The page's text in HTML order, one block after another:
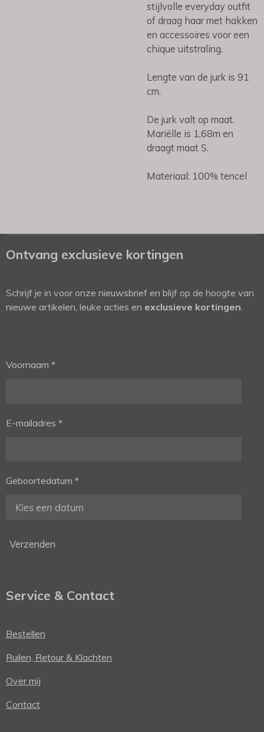
stijlvolle everyday outfit
of draag haar met hakken
en accessoires voor een
chique uitstraling.
Lengte van de jurk is 91
cm.
De jurk valt op maat.
Mariëlle is 1,68m en
draagt maat S.
Materiaal: 100% tencel
Ontvang exclusieve kortingen
Schrijf je in voor onze nieuwsbrief en blijf op de hoogte van
nieuwe artikelen, leuke acties en exclusieve kortingen
Voornaam *
E-mailadres *
Geboortedatum *
Verzenden
Service & Contact
Bestellen
Ruilen, Retour & Klachten
Over mij
Contact